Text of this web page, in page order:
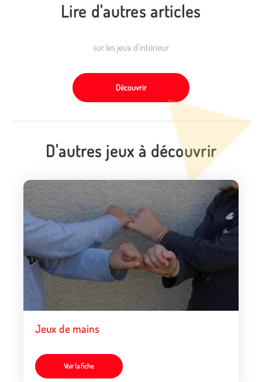
Lire d'autres articles
sur les jeux d'intérieur
Découvrir
D'autres jeux à découvrir
Jeux de mains
Voir la fiche